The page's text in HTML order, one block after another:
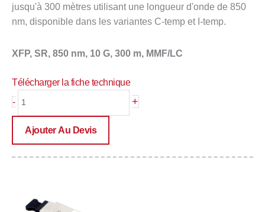
jusqu'à 300 mètres utilisant une longueur d'onde de 850
nm, disponible dans les variantes C-temp et I-temp.
XFP, SR, 850 nm, 10 G, 300 m, MMF/LC
Télécharger la fiche technique
-
PRE-
SR(I)
+
Ajouter Au Devis